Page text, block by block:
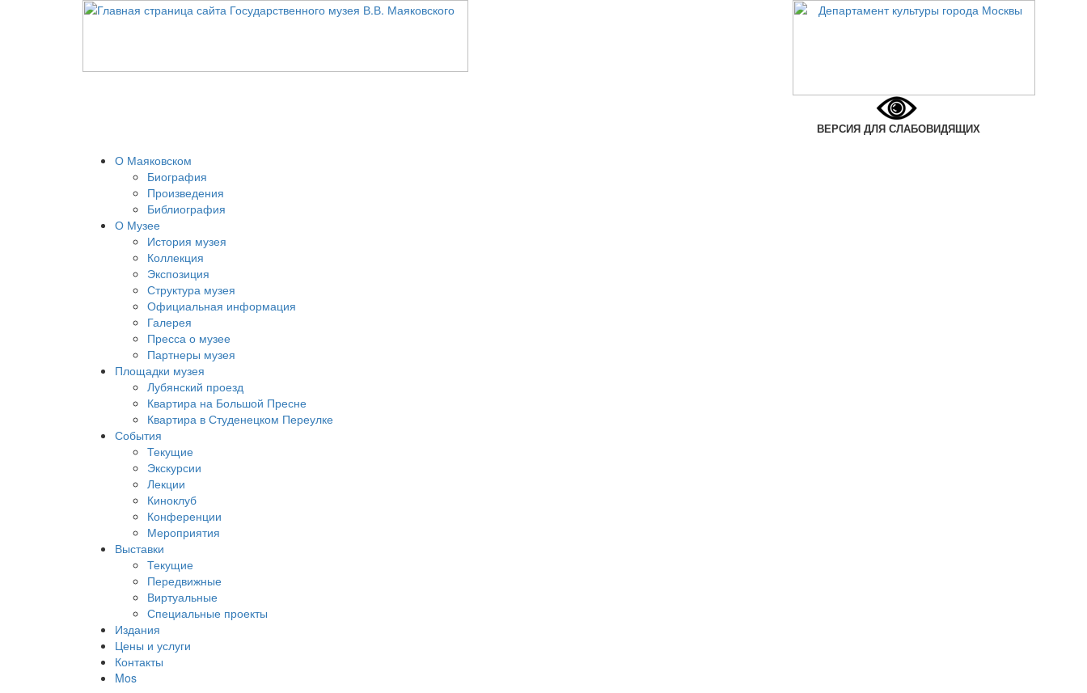
ВЕРСИЯ ДЛЯ СЛАБОВИДЯЩИХ
О Маяковском
Биография
Произведения
Библиография
О Музее
История музея
Коллекция
Экспозиция
Структура музея
Официальная информация
Галерея
Пресса о музее
Партнеры музея
Площадки музея
Лубянский проезд
Квартира на Большой Пресне
Квартира в Студенецком Переулке
События
Текущие
Экскурсии
Лекции
Киноклуб
Конференции
Мероприятия
Выставки
Текущие
Передвижные
Виртуальные
Специальные проекты
Издания
Цены и услуги
Контакты
Mos